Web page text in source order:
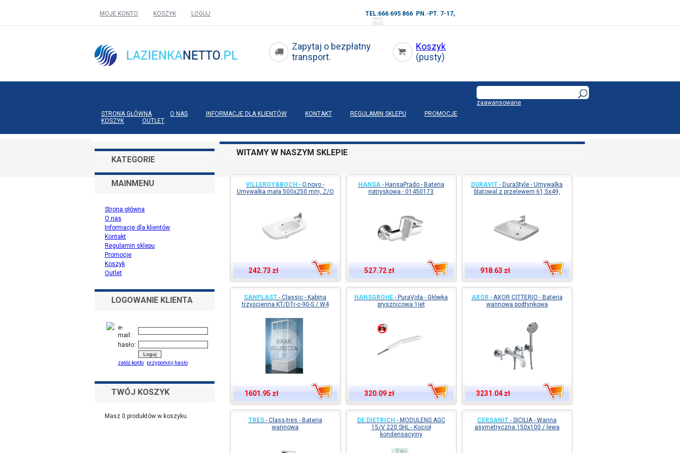
MOJE KONTO KOSZYK LOGUJ TEL:666 695 866 PN.-PT. 7-17,
Zapytaj o bezpłatny
transport.
Koszyk
(pusty)
STRONA GŁÓWNA O NAS INFORMACJE DLA KLIENTÓW KONTAKT REGULAMIN SKLEPU
PROMOCJE
KOSZYK
OUTLET
zaawansowane
KATEGORIE
MAINMENU
Strona główna
O nas
Informacje dla klientów
Kontakt
Regulamin sklepu
Promocje
Koszyk
Outlet
LOGOWANIE KLIENTA
e-
mail:
hasło:
załóż konto przypomnij hasło
TWÓJ KOSZYK
Masz 0 produktów w koszyku.
WITAMY W NASZYM SKLEPIE
VILLEROY&BOCH - O.novo -
Umywalka mała 500x250 mm, Z/O
HANSA -HansaPrado - Bateria
natryskowa - 01450173
DURAVIT - DuraStyle - Umywalka
blatowal z przelewem 61,5x49,
242.73 zł 527.72 zł 918.63 zł
SANPLAST - Classic - Kabina
trzyścienna KT/DTr-c-90-S / W4
HANSGROHE - PuraVida - Główka
prysznicowa 1jet
AXOR -AXOR CITTERIO - Bateria
wannowa podtynkowa
1601.95 zł 320.09 zł 3231.04 zł
TRES -Class-tres - Bateria
wannowa
DE DIETRICH -MODULENS AGC
15/V 220 SHL - Kocioł
kondensacyjny
CERSANIT - SICILIA - Wanna
asymetryczna 150x100 / lewa